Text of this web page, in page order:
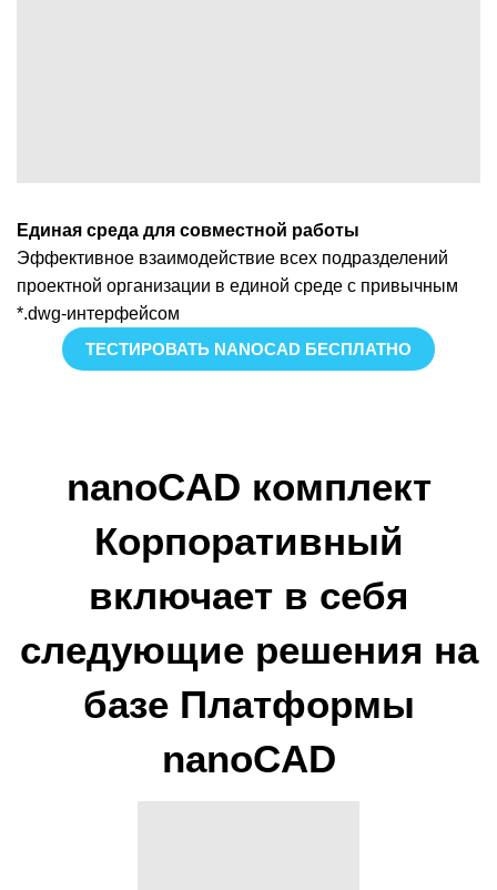
Единая среда для совместной работы
Эффективное взаимодействие всех подразделений
проектной организации в единой среде с привычным
*.dwg-интерфейсом
ТЕСТИРОВАТЬ NANOCAD БЕСПЛАТНО
nanoCAD комплект
Корпоративный
включает в себя
следующие решения на
базе Платформы
nanoCAD